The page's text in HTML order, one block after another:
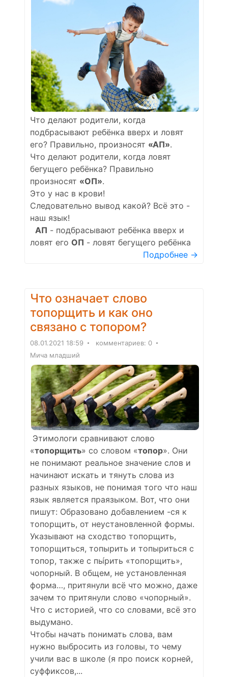
Что делают родители, когда
подбрасывают ребёнка вверх и ловят
его? Правильно, произносят «АП».
Что делают родители, когда ловят
бегущего ребёнка? Правильно
произносят «ОП».
Это у нас в крови!
Следовательно вывод какой? Всё это -
наш язык!
АП - подбрасывают ребёнка вверх и
ловят его ОП - ловят бегущего ребёнка
Подробнее →
Что означает слово
топорщить и как оно
связано с топором?
08.01.2021 18:59
комментариев: 0
Мича младший
Этимологи сравнивают слово
«топорщить» со словом «топор». Они
не понимают реальное значение слов и
начинают искать и тянуть слова из
разных языков, не понимая того что наш
язык является праязыком. Вот, что они
пишут: Образовано добавлением -ся к
топорщить, от неустановленной формы.
Указывают на сходство топорщить,
топорщиться, топырить и топыриться с
топор, также с пы́рить «топорщить»,
чопорный. В общем, не установленная
форма…, притянули всё что можно, даже
зачем то притянули слово «чопорный».
Что с историей, что со словами, всё это
выдумано.
Чтобы начать понимать слова, вам
нужно выбросить из головы, то чему
учили вас в школе (я про поиск корней,
суффиксов,...